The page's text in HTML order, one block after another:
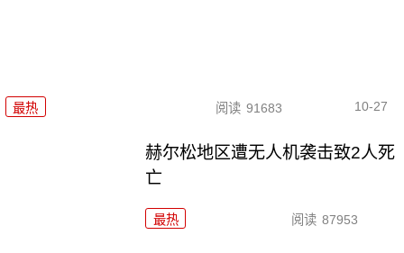
最热 阅读 91683 10-27
赫尔松地区遭无人机袭击致2人死
亡
最热 阅读 87953